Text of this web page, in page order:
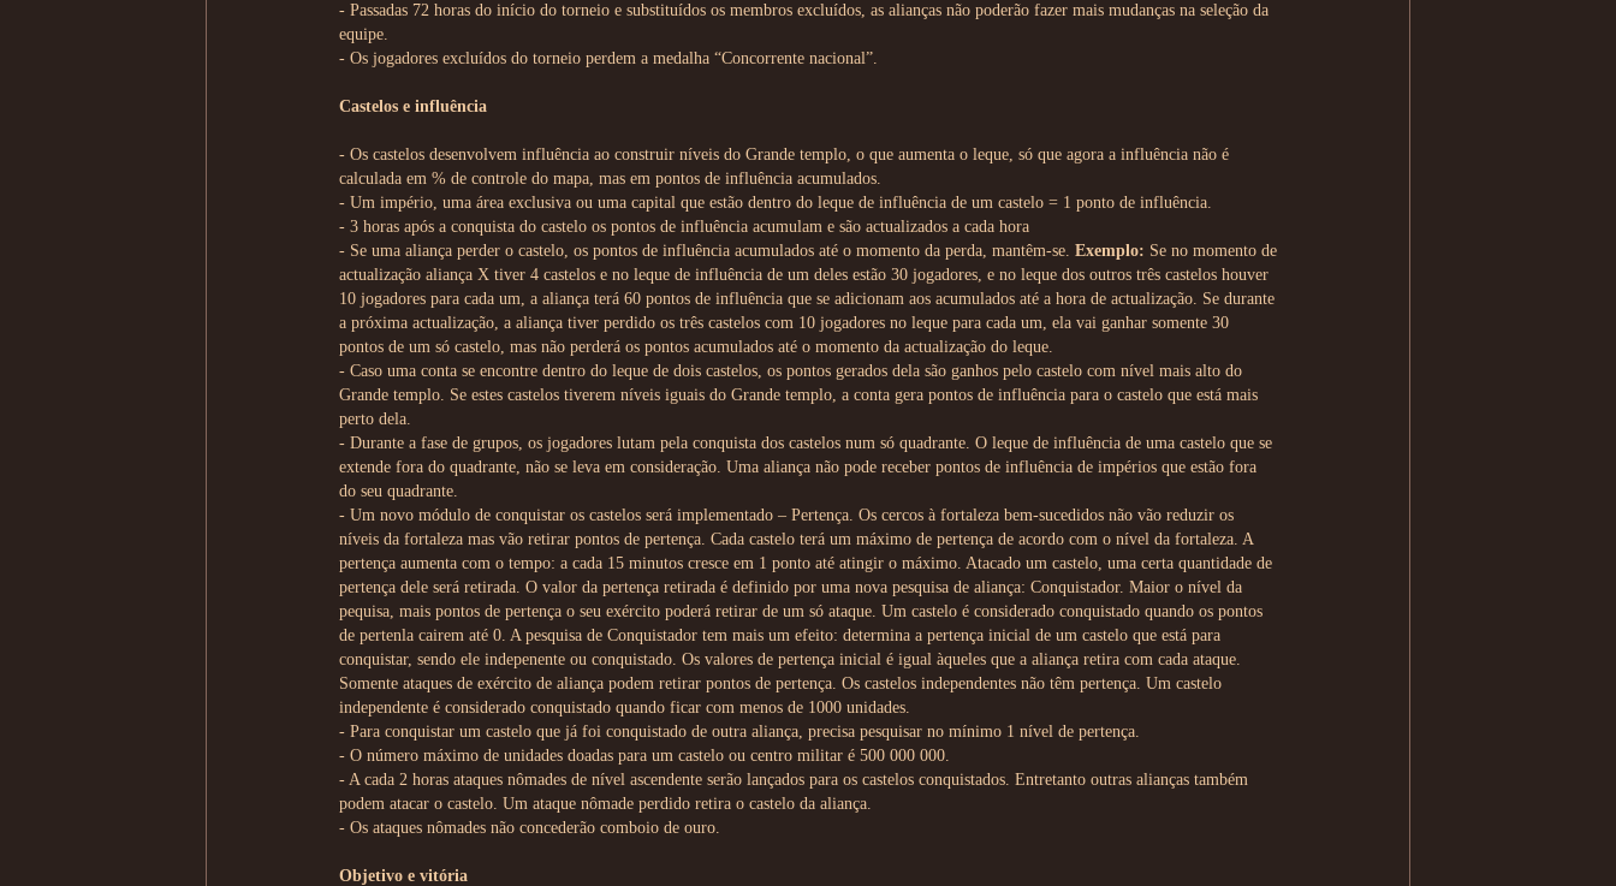
- Passadas 72 horas do início do torneio e substituídos os membros excluídos, as alianças não poderão fazer mais mudanças na seleção da
equipe.
- Os jogadores excluídos do torneio perdem a medalha “Concorrente nacional”.
Castelos e influência
- Os castelos desenvolvem influência ao construir níveis do Grande templo, o que aumenta o leque, só que agora a influência não é
calculada em % de controle do mapa, mas em pontos de influência acumulados.
- Um império, uma área exclusiva ou uma capital que estão dentro do leque de influência de um castelo = 1 ponto de influência.
- 3 horas após a conquista do castelo os pontos de influência acumulam e são actualizados a cada hora
- Se uma aliança perder o castelo, os pontos de influência acumulados até o momento da perda, mantêm-se. Exemplo: Se no momento de
actualização aliança X tiver 4 castelos e no leque de influência de um deles estão 30 jogadores, e no leque dos outros três castelos houver
10 jogadores para cada um, a aliança terá 60 pontos de influência que se adicionam aos acumulados até a hora de actualização. Se durante
a próxima actualização, a aliança tiver perdido os três castelos com 10 jogadores no leque para cada um, ela vai ganhar somente 30
pontos de um só castelo, mas não perderá os pontos acumulados até o momento da actualização do leque.
- Caso uma conta se encontre dentro do leque de dois castelos, os pontos gerados dela são ganhos pelo castelo com nível mais alto do
Grande templo. Se estes castelos tiverem níveis iguais do Grande templo, a conta gera pontos de influência para o castelo que está mais
perto dela.
- Durante a fase de grupos, os jogadores lutam pela conquista dos castelos num só quadrante. O leque de influência de uma castelo que se
extende fora do quadrante, não se leva em consideração. Uma aliança não pode receber pontos de influência de impérios que estão fora
do seu quadrante.
- Um novo módulo de conquistar os castelos será implementado – Pertença. Os cercos à fortaleza bem-sucedidos não vão reduzir os
níveis da fortaleza mas vão retirar pontos de pertença. Cada castelo terá um máximo de pertença de acordo com o nível da fortaleza. A
pertença aumenta com o tempo: a cada 15 minutos cresce em 1 ponto até atingir o máximo. Atacado um castelo, uma certa quantidade de
pertença dele será retirada. O valor da pertença retirada é definido por uma nova pesquisa de aliança: Conquistador. Maior o nível da
pequisa, mais pontos de pertença o seu exército poderá retirar de um só ataque. Um castelo é considerado conquistado quando os pontos
de pertenla cairem até 0. A pesquisa de Conquistador tem mais um efeito: determina a pertença inicial de um castelo que está para
conquistar, sendo ele indepenente ou conquistado. Os valores de pertença inicial é igual àqueles que a aliança retira com cada ataque.
Somente ataques de exército de aliança podem retirar pontos de pertença. Os castelos independentes não têm pertença. Um castelo
independente é considerado conquistado quando ficar com menos de 1000 unidades.
- Para conquistar um castelo que já foi conquistado de outra aliança, precisa pesquisar no mínimo 1 nível de pertença.
- O número máximo de unidades doadas para um castelo ou centro militar é 500 000 000.
- A cada 2 horas ataques nômades de nível ascendente serão lançados para os castelos conquistados. Entretanto outras alianças também
podem atacar o castelo. Um ataque nômade perdido retira o castelo da aliança.
- Os ataques nômades não concederão comboio de ouro.
Objetivo e vitória